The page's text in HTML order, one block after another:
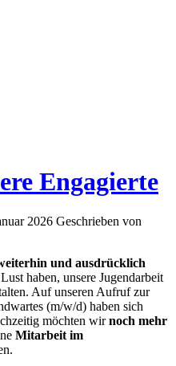
Engagierte
2026 Geschrieben von
und ausdrücklich
haben, unsere Jugendarbeit
Auf unseren Aufruf zur
(m/w/d) haben sich
möchten wirnoch mehr
Mitarbeit im